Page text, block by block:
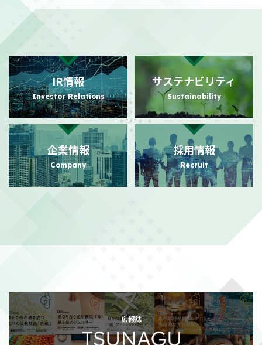
（558KB）
2026/08/03
自己株式の取得状況に関するお知らせ （101KB）
2026/07/31 PR
日本におけるビジュアルコミュニケーション事業の強化に向けた
事業基盤拡充に関するお知らせ
（140KB）
2026/07/24 PR
日本におけるビジュアルコミュニケーション事業本格展開に関す
るお知らせ
（156KB）
株主還元強化を目的とした株主優待制度拡充に関するお知らせ
政策保有株式の売却額目標変更に関するお知らせ （111KB）
IR情報
Investor Relations
サステナビリティ
Sustainability
企業情報
Company
採用情報
Recruit